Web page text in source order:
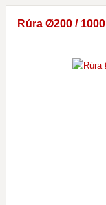
Rúra Ø200 /